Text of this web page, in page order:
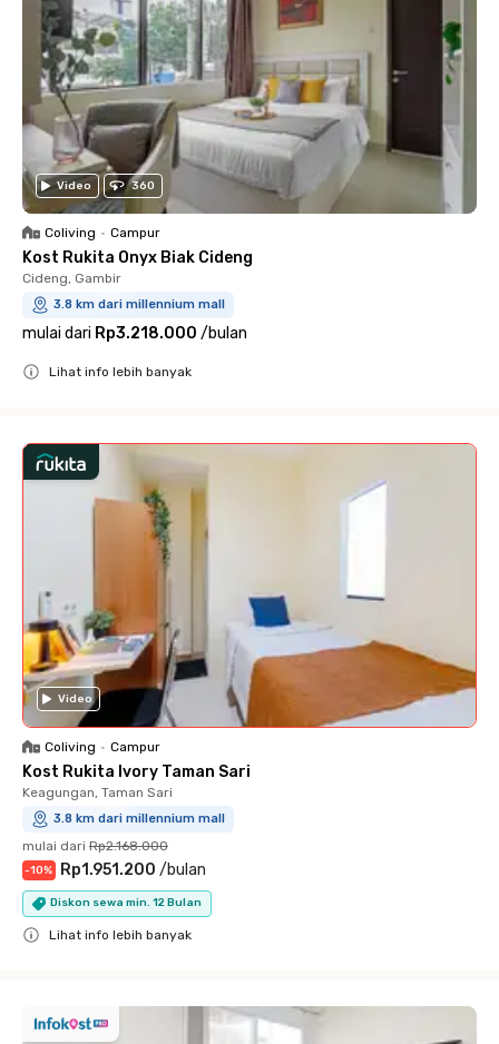
Video 360
Coliving • Campur
Kost Rukita Onyx Biak Cideng
Cideng, Gambir
3.8 km dari millennium mall
mulai dari Rp3.218.000 /bulan
Lihat info lebih banyak
Video
Coliving • Campur
Kost Rukita Ivory Taman Sari
Keagungan, Taman Sari
3.8 km dari millennium mall
mulai dari Rp2.168.000
-10% Rp1.951.200 /bulan
Diskon sewa min. 12 Bulan
Lihat info lebih banyak